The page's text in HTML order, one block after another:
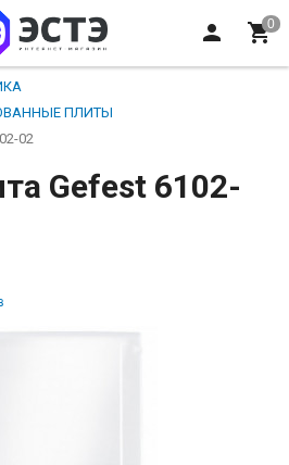
ПЛИТЫ
02
Gefest 6102-